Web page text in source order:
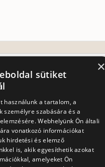
Küldés
tájékoztató·Cookie
Általános szerződési
Kft. prémium franciaágy,
×
sütiket
használunk a tartalom, a
személyre szabására és a
Webhelyünk Ön általi
vonatkozó információkat
hirdetési és elemző
is, akik egyesíthetik azokat
amelyeket Ön